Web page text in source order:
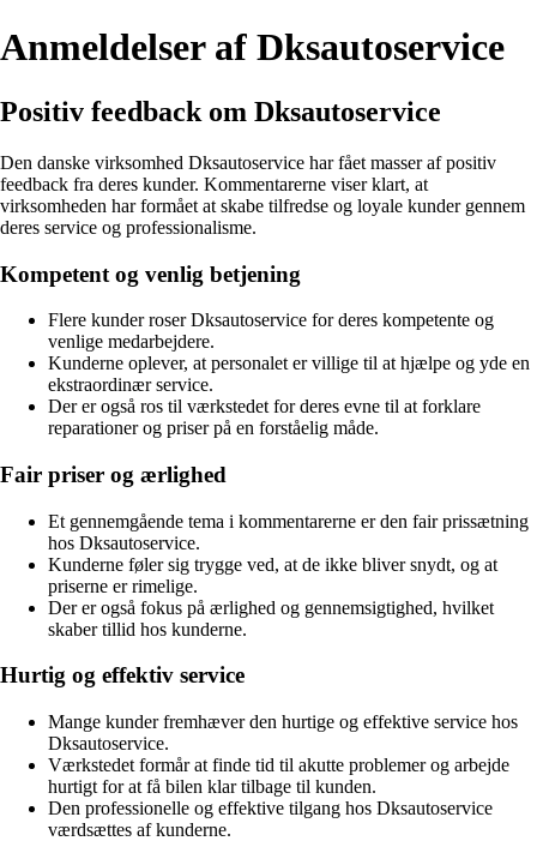
Anmeldelser af Dksautoservice
Positiv feedback om Dksautoservice
Den danske virksomhed Dksautoservice har fået masser af positiv
feedback fra deres kunder. Kommentarerne viser klart, at
virksomheden har formået at skabe tilfredse og loyale kunder gennem
deres service og professionalisme.
Kompetent og venlig betjening
Flere kunder roser Dksautoservice for deres kompetente og
venlige medarbejdere.
Kunderne oplever, at personalet er villige til at hjælpe og yde en
ekstraordinær service.
Der er også ros til værkstedet for deres evne til at forklare
reparationer og priser på en forståelig måde.
Fair priser og ærlighed
Et gennemgående tema i kommentarerne er den fair prissætning
hos Dksautoservice.
Kunderne føler sig trygge ved, at de ikke bliver snydt, og at
priserne er rimelige.
Der er også fokus på ærlighed og gennemsigtighed, hvilket
skaber tillid hos kunderne.
Hurtig og effektiv service
Mange kunder fremhæver den hurtige og effektive service hos
Dksautoservice.
Værkstedet formår at finde tid til akutte problemer og arbejde
hurtigt for at få bilen klar tilbage til kunden.
Den professionelle og effektive tilgang hos Dksautoservice
værdsættes af kunderne.